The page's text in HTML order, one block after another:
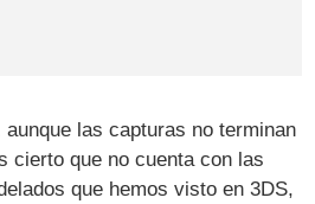
las capturas no terminan
cierto que no cuenta con las
que hemos visto en 3DS,